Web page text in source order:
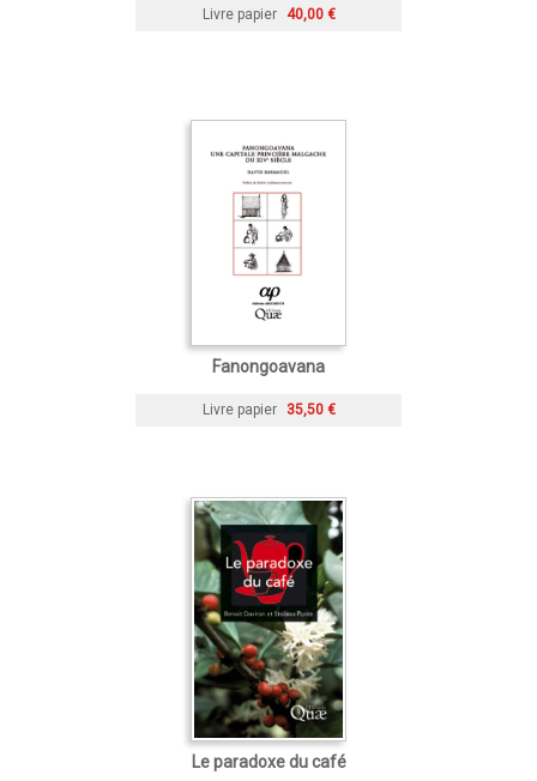
Livre papier 40,00 €
Fanongoavana
Livre papier 35,50 €
Le paradoxe du café